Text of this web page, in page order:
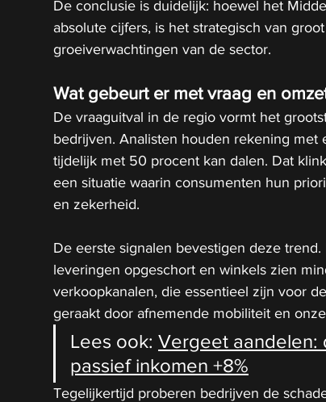
De conclusie is duidelijk: hoewel het
absolute cijfers, is het strategisch van
groeiverwachtingen van de sector.
Wat gebeurt er met vraag en
De vraaguitval in de regio vormt het
bedrijven. Analisten houden rekening met
tijdelijk met 50 procent kan dalen. Dat
een situatie waarin consumenten hun
en zekerheid.
De eerste signalen bevestigen deze
leveringen opgeschort en winkels zien
verkoopkanalen, die essentieel zijn voor
geraakt door afnemende mobiliteit en
Lees ook: Vergeet aandelen:
passief inkomen +8%
Tegelijkertijd proberen bedrijven de